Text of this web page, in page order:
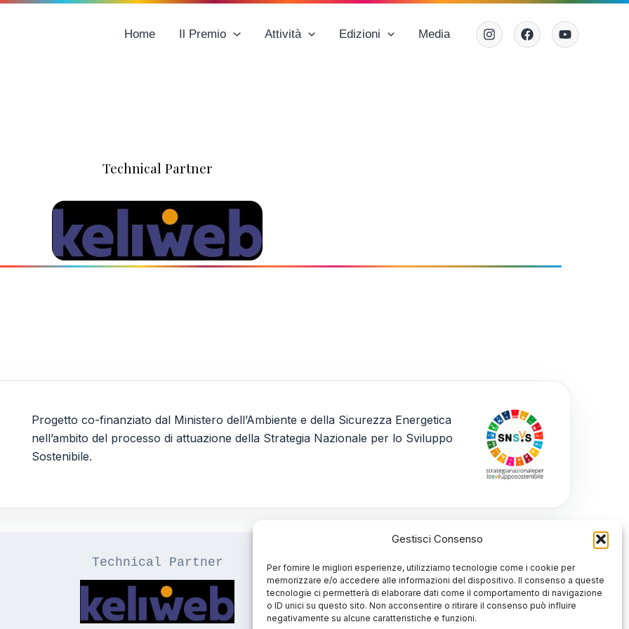
Gestisci Consenso
Per fornire le migliori esperienze, utilizziamo tecnologie come i cookie per
memorizzare e/o accedere alle informazioni del dispositivo. Il consenso a queste
tecnologie ci permetterà di elaborare dati come il comportamento di navigazione
o ID unici su questo sito. Non acconsentire o ritirare il consenso può influire
negativamente su alcune caratteristiche e funzioni.
Home Il Premio Attività Edizioni Media
Technical Partner